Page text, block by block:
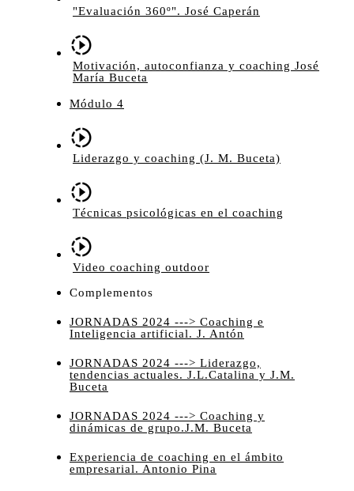
"Evaluación 360º". José Caperán
Motivación, autoconfianza y coaching José
María Buceta
Módulo 4
Liderazgo y coaching (J. M. Buceta)
Técnicas psicológicas en el coaching
Video coaching outdoor
Complementos
JORNADAS 2024 ---> Coaching e
Inteligencia artificial. J. Antón
JORNADAS 2024 ---> Liderazgo,
tendencias actuales. J.L.Catalina y J.M.
Buceta
JORNADAS 2024 ---> Coaching y
dinámicas de grupo.J.M. Buceta
Experiencia de coaching en el ámbito
empresarial. Antonio Pina